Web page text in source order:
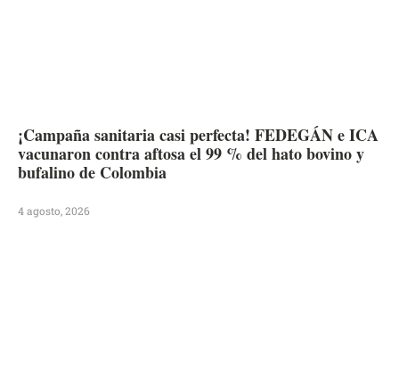
¡Campaña sanitaria casi perfecta! FEDEGÁN e ICA
vacunaron contra aftosa el 99 % del hato bovino y
bufalino de Colombia
4 agosto, 2026